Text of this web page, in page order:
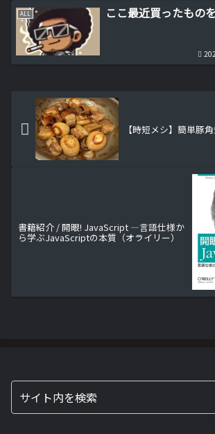
ALL ここ最近買ったもの
【時短メシ】簡単豚
書籍紹介 / 開眼! JavaScript ―言語仕様か
ら学ぶJavaScriptの本質（オライリー）